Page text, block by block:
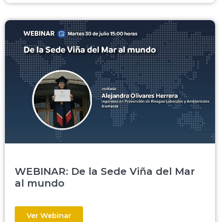
WEBINAR: De la Sede Viña del Mar
al mundo
Ver Webinar